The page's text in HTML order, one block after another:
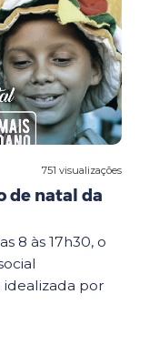
751 visualizações
de natal da
8 às 17h30, o
idealizada por